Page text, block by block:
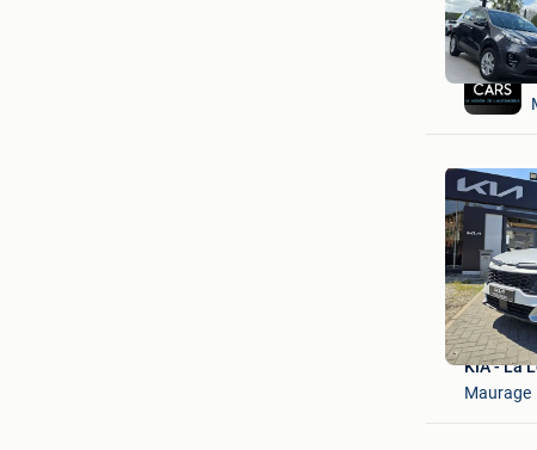
KIA - La
Maurage